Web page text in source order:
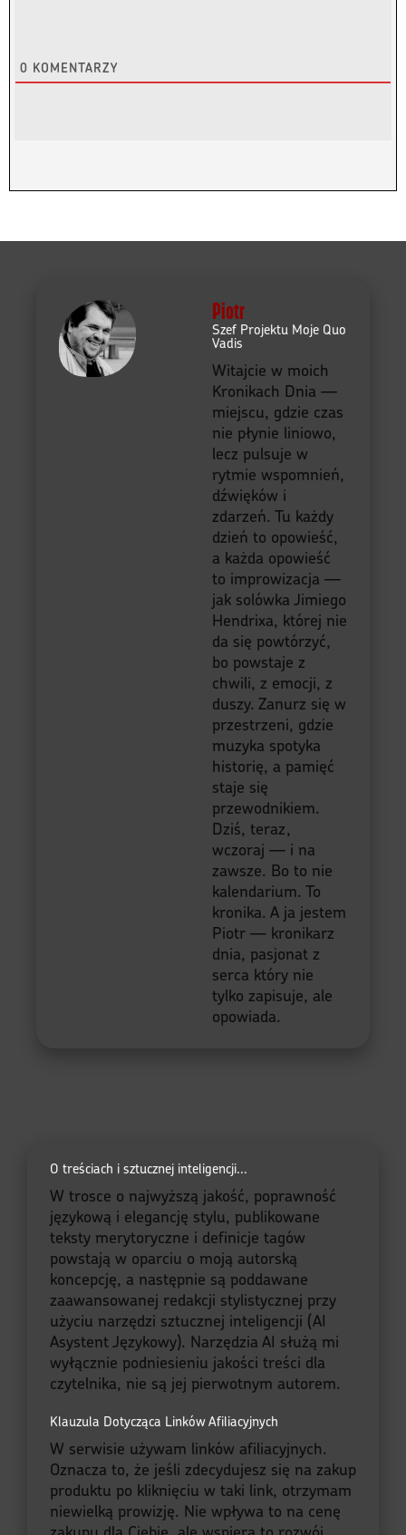
0 KOMENTARZY
Piotr
Szef Projektu Moje Quo
Vadis
Witajcie w moich
Kronikach Dnia —
miejscu, gdzie czas
nie płynie liniowo,
lecz pulsuje w
rytmie wspomnień,
dźwięków i
zdarzeń. Tu każdy
dzień to opowieść,
a każda opowieść
to improwizacja —
jak solówka Jimiego
Hendrixa, której nie
da się powtórzyć,
bo powstaje z
chwili, z emocji, z
duszy. Zanurz się w
przestrzeni, gdzie
muzyka spotyka
historię, a pamięć
staje się
przewodnikiem.
Dziś, teraz,
wczoraj — i na
zawsze. Bo to nie
kalendarium. To
kronika. A ja jestem
Piotr — kronikarz
dnia, pasjonat z
serca który nie
tylko zapisuje, ale
opowiada.
O treściach i sztucznej inteligencji...
W trosce o najwyższą jakość, poprawność
językową i elegancję stylu, publikowane
teksty merytoryczne i definicje tagów
powstają w oparciu o moją autorską
koncepcję, a następnie są poddawane
zaawansowanej redakcji stylistycznej przy
użyciu narzędzi sztucznej inteligencji (AI
Asystent Językowy). Narzędzia AI służą mi
wyłącznie podniesieniu jakości treści dla
czytelnika, nie są jej pierwotnym autorem.
Klauzula Dotycząca Linków Afiliacyjnych
W serwisie używam linków afiliacyjnych.
Oznacza to, że jeśli zdecydujesz się na zakup
produktu po kliknięciu w taki link, otrzymam
niewielką prowizję. Nie wpływa to na cenę